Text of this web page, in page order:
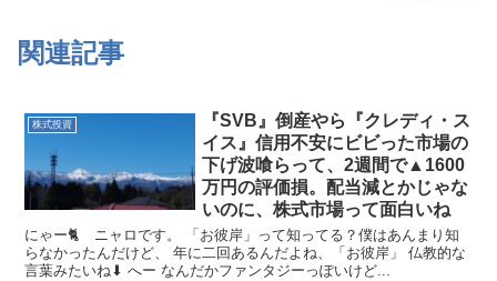
関連記事
株式投資
『SVB』倒産やら『クレディ・ス
イス』信用不安にビビった市場の
下げ波喰らって、2週間で▲1600
万円の評価損。配当減とかじゃな
いのに、株式市場って面白いね
にゃー🐈 ニャロです。 「お彼岸」って知ってる？僕はあんまり知
らなかったんだけど、 年に二回あるんだよね、「お彼岸」 仏教的な
言葉みたいね⬇ へー なんだかファンタジーっぽいけど...